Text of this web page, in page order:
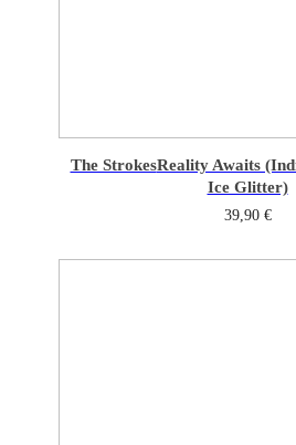
The StrokesReality Awaits
Ice Glitter)
39,90 €